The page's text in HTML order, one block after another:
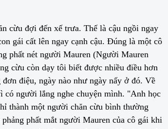
cừu đợi đến xế trưa. Thế là cậu ngồi ngay
gái cất lên ngay cạnh cậu. Đúng là một cô
phất nét người Mauren (Người Mauren
cừu còn dạy tôi biết được nhiều điều hơn
điệu, ngày nào như ngày nấy ở đó. Về
có người lắng nghe chuyện mình. "Anh học
thành một người chăn cừu bình thường
phất mắt người Mauren của cô gái khi